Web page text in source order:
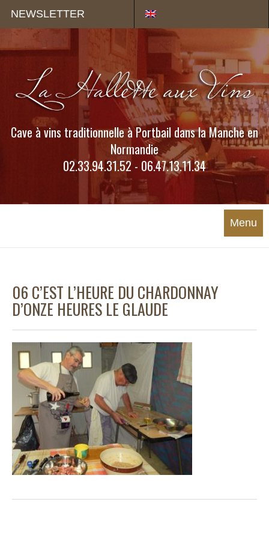
NEWSLETTER
Cave à vins traditionnelle à Portbail dans la Manche en
Normandie
02.33.94.31.52 - 06.47.13.11.34
Menu
06 C’EST L’HEURE DU CHARDONNAY
D’ONZE HEURES LE GLAUDE
Panneau de gestion des cookies